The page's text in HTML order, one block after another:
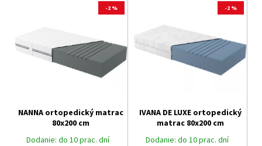
-2 %
Dodanie: do 10 prac. dní
NANNA ortopedický matrac
80x200 cm
-2 %
Dodanie: do 10 prac. dní
IVANA DE LUXE ortopedický
matrac 80x200 cm